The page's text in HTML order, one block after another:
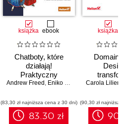
książka ebook
Chatboty, które
działają!
Praktyczny
przewodnik po
sztucznej
inteligencji
Andrew Freed , Eniko Rozsa Cari Jacobs
(83,30 zł najniższa cena z 30 dni)
83.30 zł
książka
Domain-
Design
legacy
zbędnego
Carola Lilienthal
(90,30 zł najniższa